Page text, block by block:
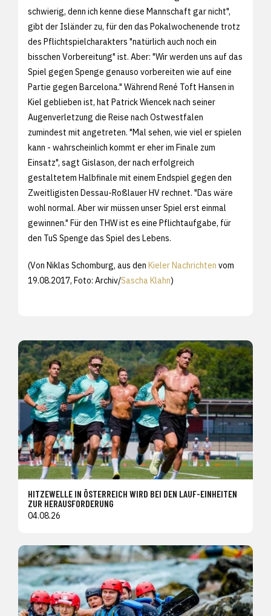
schwierig, denn ich kenne diese Mannschaft gar nicht",
gibt der Isländer zu, für den das Pokalwochenende trotz
des Pflichtspielcharakters "natürlich auch noch ein
bisschen Vorbereitung" ist. Aber: "Wir werden uns auf das
Spiel gegen Spenge genauso vorbereiten wie auf eine
Partie gegen Barcelona." Während René Toft Hansen in
Kiel geblieben ist, hat Patrick Wiencek nach seiner
Augenverletzung die Reise nach Ostwestfalen
zumindest mit angetreten. "Mal sehen, wie viel er spielen
kann - wahrscheinlich kommt er eher im Finale zum
Einsatz", sagt Gislason, der nach erfolgreich
gestaltetem Halbfinale mit einem Endspiel gegen den
Zweitligisten Dessau-Roßlauer HV rechnet. "Das wäre
wohl normal. Aber wir müssen unser Spiel erst einmal
gewinnen." Für den THW ist es eine Pflichtaufgabe, für
den TuS Spenge das Spiel des Lebens.
(Von Niklas Schomburg, aus den Kieler Nachrichten vom
19.08.2017, Foto: Archiv/Sascha Klahn)
HITZEWELLE IN ÖSTERREICH WIRD BEI DEN LAUF-EINHEITEN
ZUR HERAUSFORDERUNG
04.08.26